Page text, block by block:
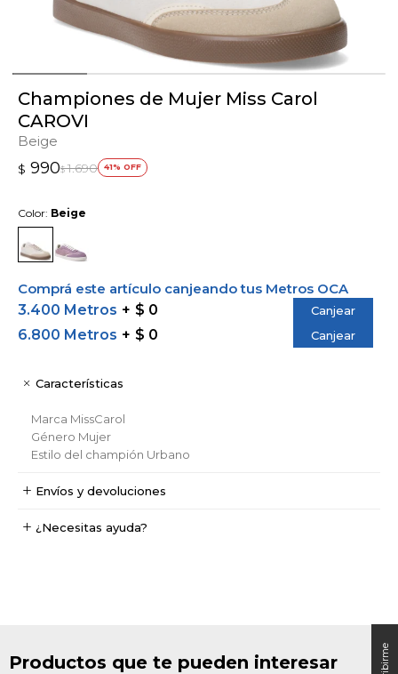
Championes de Mujer Miss Carol
CAROVI
Beige
$ 990$ 1.690 41
Color: Beige
Comprá este artículo canjeando tus Metros OCA
3.400 Metros
$ 0 Canjear
6.800 Metros $ 0 Canjear
Características
Marca MissCarol
Género Mujer
Estilo del champión Urbano
Envíos y devoluciones
¿Necesitas ayuda?
Productos que te pueden interesar